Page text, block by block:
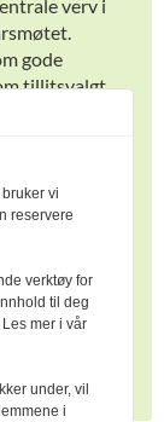
verv i
gode
tillitsvalgt
til sentral
støtte til
på
dine
vi
reservere
verktøy for
til deg
mer i vår
under, vil
i